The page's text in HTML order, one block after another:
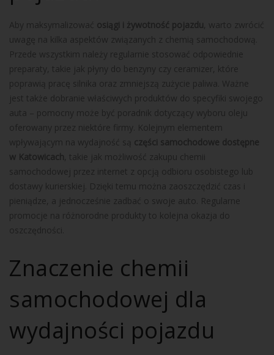
Aby maksymalizować osiągi i żywotność pojazdu , warto zwrócić
uwagę na kilka aspektów związanych z chemią samochodową.
Przede wszystkim należy regularnie stosować odpowiednie
preparaty, takie jak płyny do benzyny czy ceramizer, które
poprawią pracę silnika oraz zmniejszą zużycie paliwa. Ważne
jest także dobranie właściwych produktów do specyfiki swojego
auta – pomocny może być poradnik dotyczący wyboru oleju
oferowany przez niektóre firmy. Kolejnym elementem
wpływającym na wydajność są części samochodowe dostępne
w Katowicach , takie jak możliwość zakupu chemii
samochodowej przez internet z opcją odbioru osobistego lub
dostawy kurierskiej. Dzięki temu można zaoszczędzić czas i
pieniądze, a jednocześnie zadbać o swoje auto. Regularne
promocje na różnorodne produkty to kolejna okazja do
oszczędności.
Znaczenie chemii
samochodowej dla
wydajności pojazdu